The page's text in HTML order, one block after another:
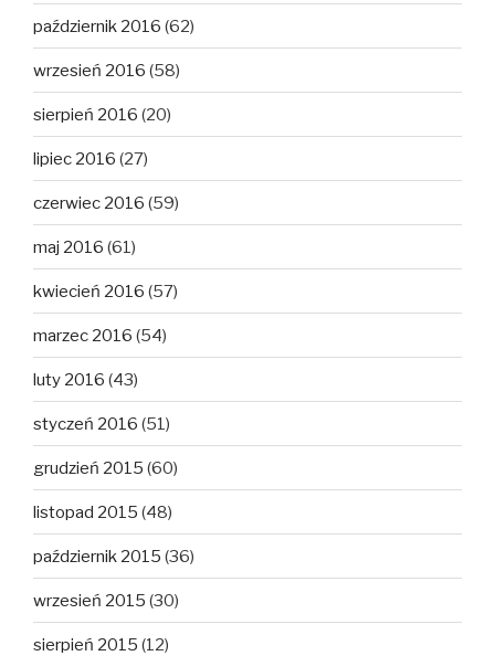
październik 2016 (62)
wrzesień 2016 (58)
sierpień 2016 (20)
lipiec 2016 (27)
czerwiec 2016 (59)
maj 2016 (61)
kwiecień 2016 (57)
marzec 2016 (54)
luty 2016 (43)
styczeń 2016 (51)
grudzień 2015 (60)
listopad 2015 (48)
październik 2015 (36)
wrzesień 2015 (30)
sierpień 2015 (12)